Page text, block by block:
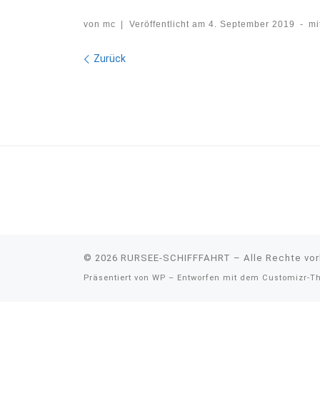
von mc | Veröffentlicht am 4. September 2019 -
Bilder Navigation
Zurück
© 2026 RURSEE-SCHIFFFAHRT – Alle Rechte
Präsentiert von WP – Entworfen mit dem Customizr-